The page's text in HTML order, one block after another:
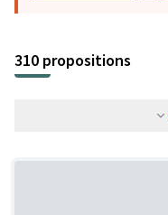
310 propositions